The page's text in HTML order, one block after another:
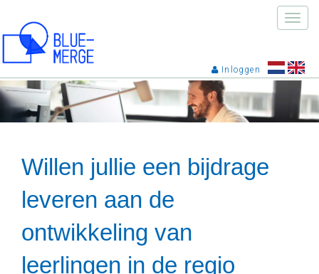
Toggle
Inloggen
Willen jullie een bijdrage
leveren aan de
ontwikkeling van
leerlingen in de regio